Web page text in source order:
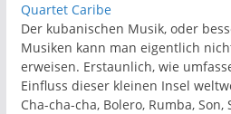
Quartet Caribe
Der kubanischen Musik, oder
Musiken kann man eigentlich
erweisen. Erstaunlich, wie
Einfluss dieser kleinen Insel
Cha-cha-cha, Bolero, Rumba, Son,